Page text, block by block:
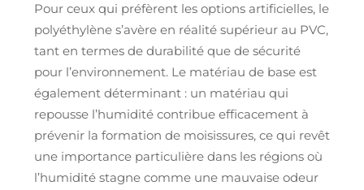
Pour ceux qui préfèrent les options artificielles, le
polyéthylène s’avère en réalité supérieur au PVC,
tant en termes de durabilité que de sécurité
pour l’environnement. Le matériau de base est
également déterminant : un matériau qui
repousse l’humidité contribue efficacement à
prévenir la formation de moisissures, ce qui revêt
une importance particulière dans les régions où
l’humidité stagne comme une mauvaise odeur